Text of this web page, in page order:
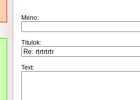
Meno:
Titulok:
Text: